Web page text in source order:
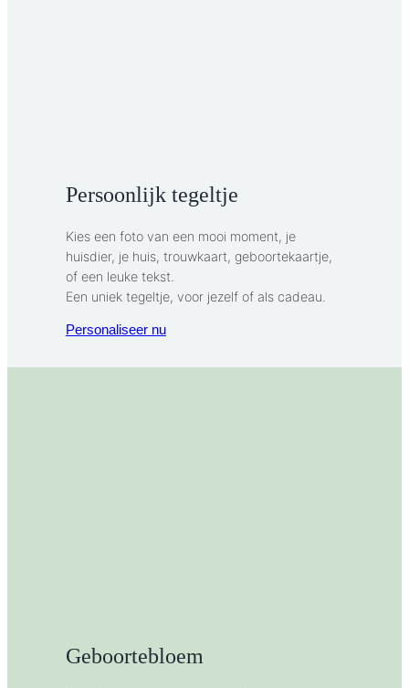
Persoonlijk tegeltje
Kies een foto van een mooi moment, je
huisdier, je huis, trouwkaart, geboortekaartje,
of een leuke tekst.
Een uniek tegeltje, voor jezelf of als cadeau.
Personaliseer nu
Geboortebloem